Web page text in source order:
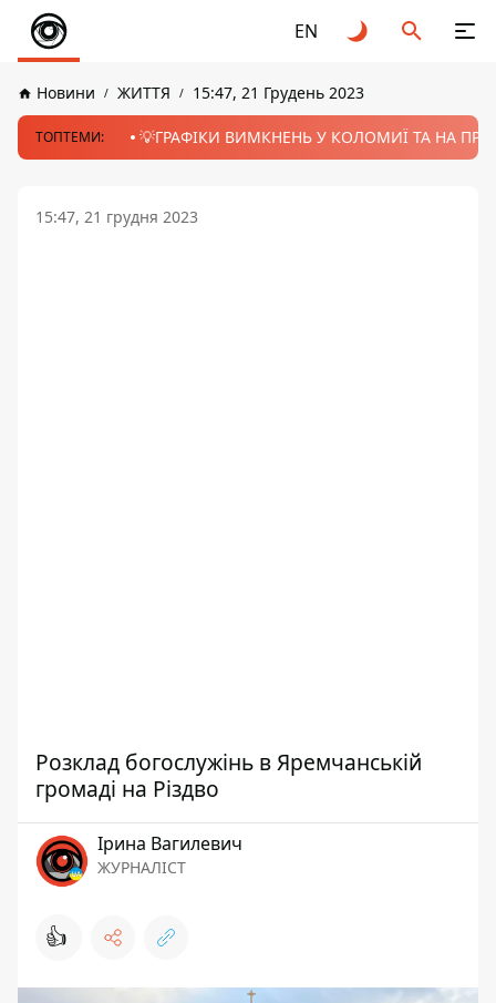
EN
Новини ЖИТТЯ 15:47, 21 Грудень 2023
ТОПТЕМИ: 💡ГРАФІКИ ВИМКНЕНЬ У КОЛОМИЇ ТА НА
15:47, 21 грудня 2023
Розклад богослужінь в Яремчанській
громаді на Різдво
Ірина Вагилевич
ЖУРНАЛІСТ
👍